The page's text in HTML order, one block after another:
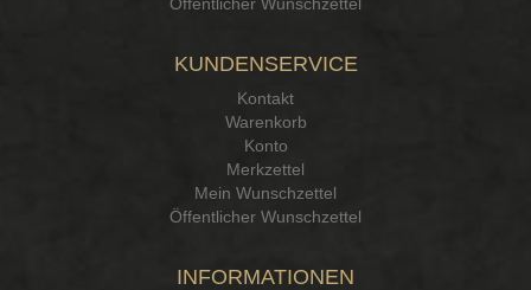
KUNDENSERVICE
Kontakt
Warenkorb
Konto
Merkzettel
Mein Wunschzettel
Öffentlicher Wunschzettel
INFORMATIONEN